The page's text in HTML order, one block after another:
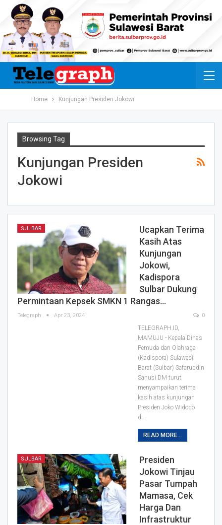
Home Kunjungan Presiden Jokowi
Browsing Tag
Kunjungan Presiden
Jokowi
SULBAR
Ucapkan Terima
Kasih Atas
Kunjungan
Jokowi,
Kadispora
Sulbar Dukung
Permintaan Kepsek SMKN 1 Rangas…
Telegraph Apr 23, 2024 0
TELEGRAPH.ID,
MAMUJU - Kepala Dinas
Pemuda dan Olahraga
(Kadispora) Sulawesi
Barat (Sulbar) Safaruddin
Sanusi DM turut
menyampaikan terima
kasih atas kunjungan
Presiden Joko Widodo
di…
READ MORE...
SULBAR
Presiden
Jokowi Tinjau
Pasar Tumpah
Mamasa, Cek
Harga Dan
Infrastruktur